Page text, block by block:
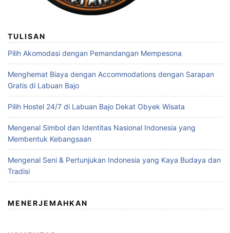
TULISAN
Pilih Akomodasi dengan Pemandangan Mempesona
Menghemat Biaya dengan Accommodations dengan Sarapan
Gratis di Labuan Bajo
Pilih Hostel 24/7 di Labuan Bajo Dekat Obyek Wisata
Mengenal Simbol dan Identitas Nasional Indonesia yang
Membentuk Kebangsaan
Mengenal Seni & Pertunjukan Indonesia yang Kaya Budaya dan
Tradisi
MENERJEMAHKAN